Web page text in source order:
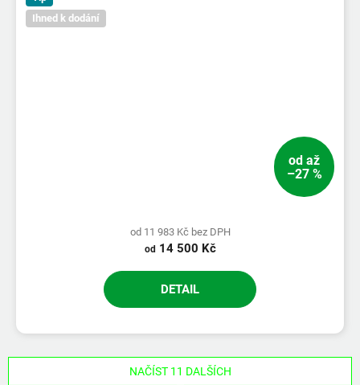
Ihned k dodání
od až
–27 %
od 11 983 Kč bez DPH
od 14 500 Kč
DETAIL
NAČÍST 11 DALŠÍCH